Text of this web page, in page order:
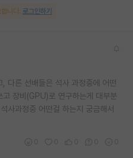
니다. 로그인하기
다른 선배들은 석사 과정중에 어떤
장비(GPU)로 연구하는게 대부분
사과정중 어떤걸 하는지 궁금해서